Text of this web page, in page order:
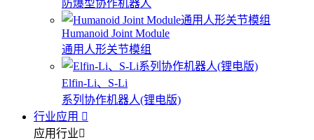
防爆型协作机器人
Humanoid Joint Module
通用人形关节模组
Elfin-Li、S-Li
系列协作机器人(锂电版)
行业应用
应用行业